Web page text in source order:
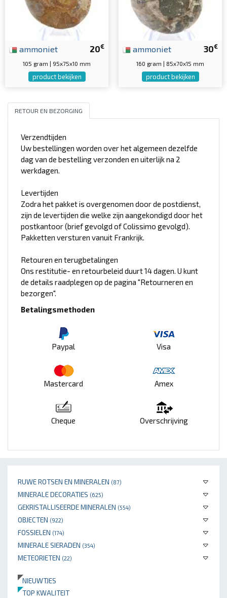
RUWE ROTSEN EN MINERALEN (87)
MINERALE DECORATIES (625)
GEKRISTALLISEERDE MINERALEN (554)
OBJECTEN (922)
FOSSIELEN (174)
MINERALE SIERADEN (354)
METEORIETEN (22)
NIEUWTJES
TOP KWALITEIT
20€
ammoniet
105 gram | 95x75x10 mm
product bekijken
30€
ammoniet
160 gram | 85x70x15 mm
product bekijken
RETOUR EN BEZORGING
Verzendtijden
Uw bestellingen worden over het algemeen dezelfde
dag van de bestelling verzonden en uiterlijk na 2
werkdagen.
Levertijden
Zodra het pakket is overgenomen door de postdienst,
zijn de levertijden die welke zijn aangekondigd door het
postkantoor (brief gevolgd of Colissimo gevolgd).
Pakketten versturen vanuit Frankrijk.
Retouren en terugbetalingen
Ons restitutie- en retourbeleid duurt 14 dagen. U kunt
de details raadplegen op de pagina "Retourneren en
bezorgen".
Betalingsmethoden
Paypal Visa
Mastercard Amex
Cheque Overschrijving